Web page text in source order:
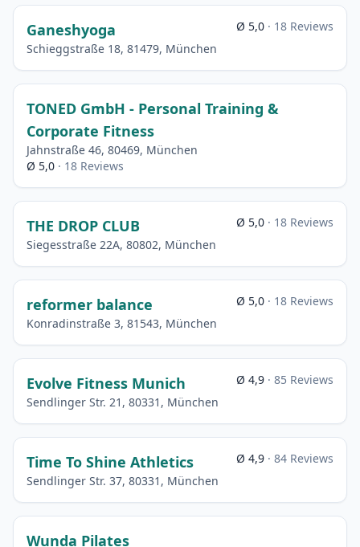
Ganeshyoga
Schieggstraße 18, 81479, München
Ø 5,0 · 18 Reviews
TONED GmbH - Personal Training &
Corporate Fitness
Jahnstraße 46, 80469, München
Ø 5,0 · 18 Reviews
THE DROP CLUB
Siegesstraße 22A, 80802, München
Ø 5,0 · 18 Reviews
reformer balance
Konradinstraße 3, 81543, München
Ø 5,0 · 18 Reviews
Evolve Fitness Munich
Sendlinger Str. 21, 80331, München
Ø 4,9 · 85 Reviews
Time To Shine Athletics
Sendlinger Str. 37, 80331, München
Ø 4,9 · 84 Reviews
Wunda Pilates